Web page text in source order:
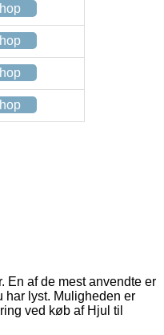
En af de mest anvendte er
har lyst. Muligheden er
ved køb af Hjul til